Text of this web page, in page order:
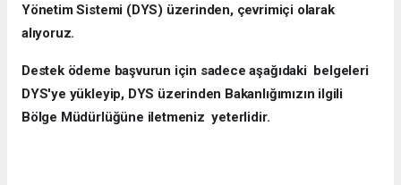
Yönetim Sistemi (DYS) üzerinden, çevrimiçi olarak
alıyoruz.
Destek ödeme başvurun için sadece aşağıdaki belgeleri
DYS'ye yükleyip, DYS üzerinden Bakanlığımızın ilgili
Bölge Müdürlüğüne iletmeniz yeterlidir.